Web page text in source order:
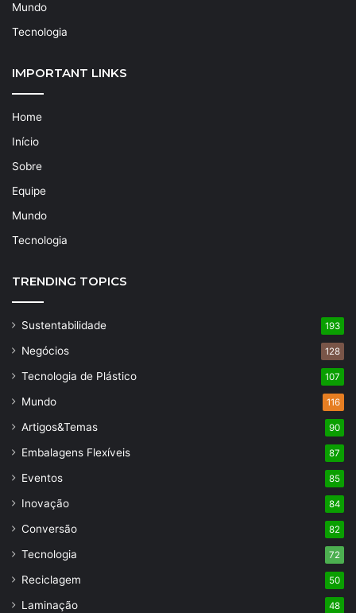
Mundo
Tecnologia
IMPORTANT LINKS
Home
Início
Sobre
Equipe
Mundo
Tecnologia
TRENDING TOPICS
Sustentabilidade 193
Negócios 128
Tecnologia de Plástico 107
Mundo 116
Artigos&Temas 90
Embalagens Flexíveis 87
Eventos 85
Inovação 84
Conversão 82
Tecnologia 72
Reciclagem 50
Laminação 48